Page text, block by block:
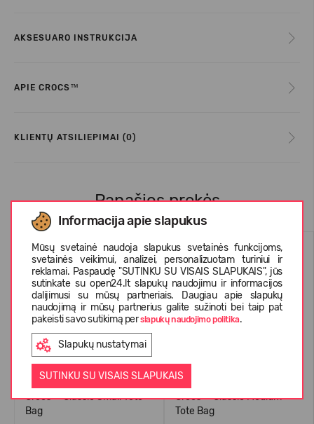
Informacija apie slapukus
Mūsų svetainė naudoja slapukus svetainės funkcijoms,
svetainės veikimui, analizei, personalizuotam turiniui ir
reklamai. Paspaudę "SUTINKU SU VISAIS SLAPUKAIS", jūs
sutinkate su open24.lt slapukų naudojimu ir informacijos
dalijimusi su mūsų partneriais. Daugiau apie slapukų
naudojimą ir mūsų partnerius galite sužinoti bei taip pat
pakeisti savo sutikimą perslapukų naudojimo politika.
Slapukų nustatymai
SUTINKU SU VISAIS SLAPUKAIS
AKSESUARO INSTRUKCIJA
APIE CROCS™
KLIENTŲ ATSILIEPIMAI (0)
Panašios prekės
Crocs™ Classic Small Tote
Bag
Crocs™ Classic Medium
Tote Bag